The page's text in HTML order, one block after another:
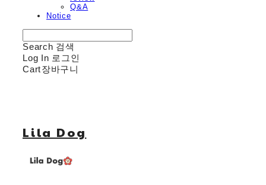
Q&A
Notice
Search 검색
Log In 로그인
Cart장바구니
Lila Dog